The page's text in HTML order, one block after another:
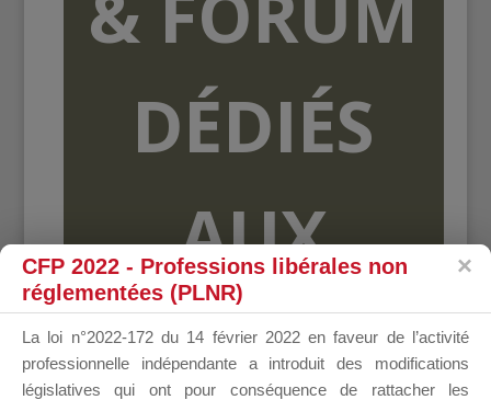
DÉDIÉS
AUX
CFP 2022 - Professions libérales non
réglementées (PLNR)
La loi n°2022-172 du 14 février 2022 en faveur de l’activité
professionnelle indépendante a introduit des modifications
législatives qui ont pour conséquence de rattacher les